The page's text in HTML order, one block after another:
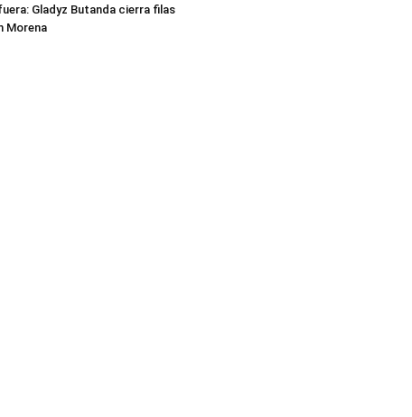
Gladyz Butanda cierra filas
Morena